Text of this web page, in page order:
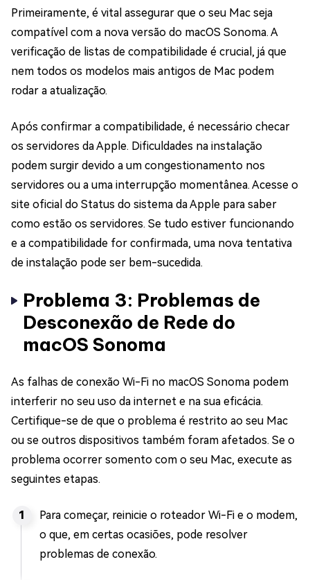
Primeiramente, é vital assegurar que o seu Mac seja
compatível com a nova versão do macOS Sonoma. A
verificação de listas de compatibilidade é crucial, já que
nem todos os modelos mais antigos de Mac podem
rodar a atualização.
Após confirmar a compatibilidade, é necessário checar
os servidores da Apple. Dificuldades na instalação
podem surgir devido a um congestionamento nos
servidores ou a uma interrupção momentânea. Acesse o
site oficial do Status do sistema da Apple para saber
como estão os servidores. Se tudo estiver funcionando
e a compatibilidade for confirmada, uma nova tentativa
de instalação pode ser bem-sucedida.
Problema 3: Problemas de
Desconexão de Rede do
macOS Sonoma
As falhas de conexão Wi-Fi no macOS Sonoma podem
interferir no seu uso da internet e na sua eficácia.
Certifique-se de que o problema é restrito ao seu Mac
ou se outros dispositivos também foram afetados. Se o
problema ocorrer somento com o seu Mac, execute as
seguintes etapas.
Para começar, reinicie o roteador Wi-Fi e o modem,
o que, em certas ocasiões, pode resolver
problemas de conexão.